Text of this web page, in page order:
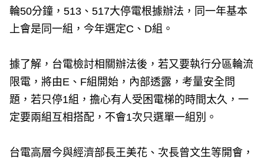
輪50分鐘，513、517大停電根據辦法，同一年基本
上會是同一組，今年選定C、D組。
據了解，台電檢討相關辦法後，若又要執行分區輪流
限電，將由E、F組開始，內部透露，考量安全問
題，若只停1組，擔心有人受困電梯的時間太久，一
定要兩組互相搭配，不會1次只選單一組別。
台電高層今與經濟部長王美花、次長曾文生等開會，